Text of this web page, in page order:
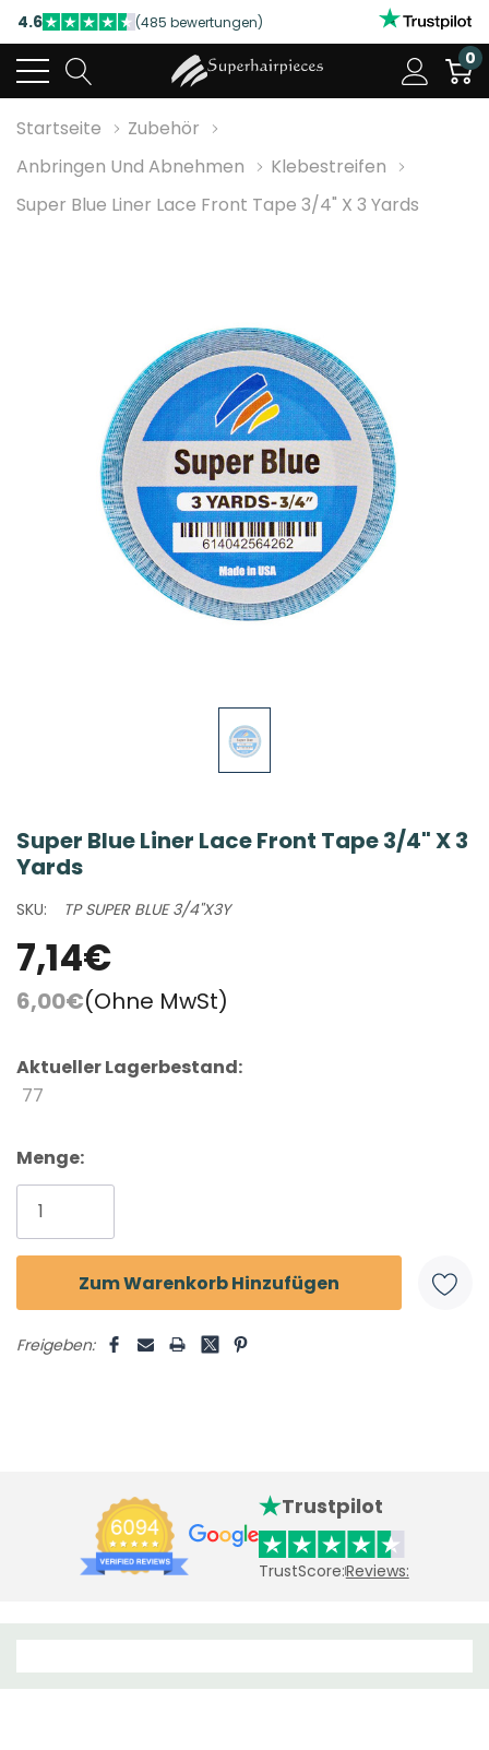
4.6 (485 bewertungen)
NUTZEN SIE UNSERE WILLKOMMENSRABATTE
4.6
(485 bewertungen)
0
Startseite
Zubehör
Anbringen Und Abnehmen
Klebestreifen
Super Blue Liner Lace Front Tape 3/4" X 3 Yards
Super Blue Liner Lace Front Tape 3/4" X 3
Yards
SKU: TP SUPER BLUE 3/4"X3Y
7,14€
6,00€(Ohne MwSt)
Aktueller Lagerbestand:
77
Menge:
Freigeben:
Trustpilot
TrustScore:Reviews: